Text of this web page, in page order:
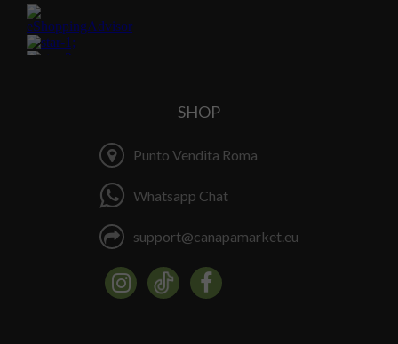
SHOP
Punto Vendita Roma
Whatsapp Chat
support@canapamarket.eu